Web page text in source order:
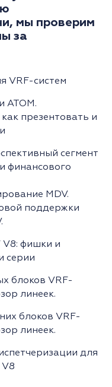
мы проверим
за
VRF-систем
АТОМ.
презентовать и
сегмент
финансового
MDV.
поддержки
V8: фишки и
серии
блоков VRF-
линеек.
блоков VRF-
линеек.
для
V8